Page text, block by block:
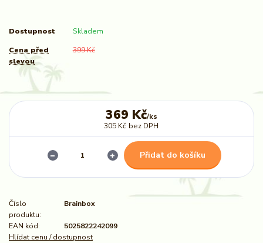
Dostupnost Skladem
Cena před
slevou
399 Kč
369 Kč/ks
305 Kč bez DPH
Přidat do košíku
Číslo
produktu:
Brainbox
EAN kód:
5025822242099
Hlídat cenu / dostupnost